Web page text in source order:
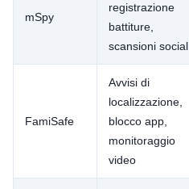
mSpy
registrazione
battiture,
scansioni social
FamiSafe
Avvisi di
localizzazione,
blocco app,
monitoraggio
video